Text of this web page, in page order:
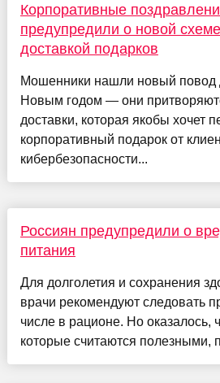
Корпоративные
предупредили о новой
доставкой подарков
Мошенники нашли новый повод
Новым годом — они
доставки, которая якобы хочет
корпоративный подарок от
кибербезопасности...
Россиян предупредили о
питания
Для долголетия и сохранения
врачи рекомендуют следовать
числе в рационе. Но оказалось,
которые считаются полезными,